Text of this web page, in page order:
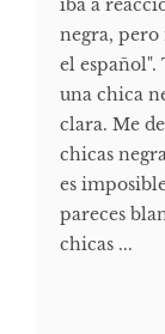
iba a
negra, pero
el
una chica
clara. Me
chicas
es
pareces
chicas ...